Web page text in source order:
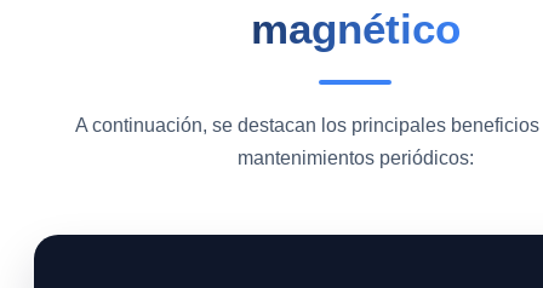
magnético
A continuación, se destacan los principales
mantenimientos periódicos: